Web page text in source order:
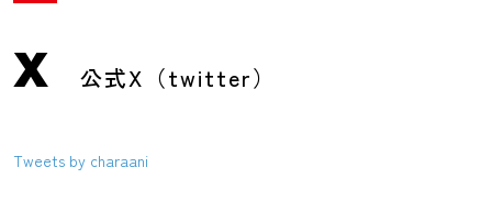
X 公式X（twitter）
Tweets by charaani